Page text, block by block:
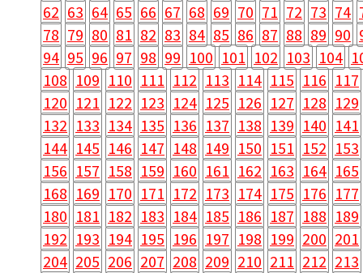
62 63 64 65 66 67 68 69 70 71 72 73 74
78 79 80 81 82 83 84 85 86 87 88 89 90
94 95 96 97 98 99 100 101 102 103 104
108 109 110 111 112 113 114 115 116 117
120 121 122 123 124 125 126 127 128 129
132 133 134 135 136 137 138 139 140 141
144 145 146 147 148 149 150 151 152 153
156 157 158 159 160 161 162 163 164 165
168 169 170 171 172 173 174 175 176 177
180 181 182 183 184 185 186 187 188 189
192 193 194 195 196 197 198 199 200 201
204 205 206 207 208 209 210 211 212 213